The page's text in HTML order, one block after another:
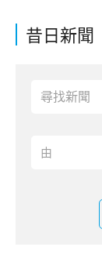
昔日新聞